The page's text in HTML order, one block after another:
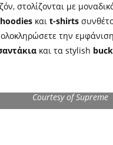
στολίζονται με
και t-shirts
την
και τα stylish
Courtesy of Supreme